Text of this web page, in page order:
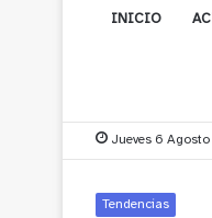
INICIO
Jueves 6
Tendencias